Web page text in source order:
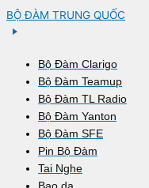
BỘ ĐÀM TRUNG QUỐC
Bộ Đàm Clarigo
Bộ Đàm Teamup
Bộ Đàm TL Radio
Bộ Đàm Yanton
Bộ Đàm SFE
Pin Bộ Đàm
Tai Nghe